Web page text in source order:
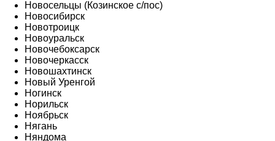
Новосельцы (Козинское с/пос)
Новосибирск
Новотроицк
Новоуральск
Новочебоксарск
Новочеркасск
Новошахтинск
Новый Уренгой
Ногинск
Норильск
Ноябрьск
Нягань
Няндома